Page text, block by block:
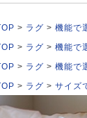
ラグ 機能で
ラグ 機能で
ラグ 機能で
ラグ サイズ